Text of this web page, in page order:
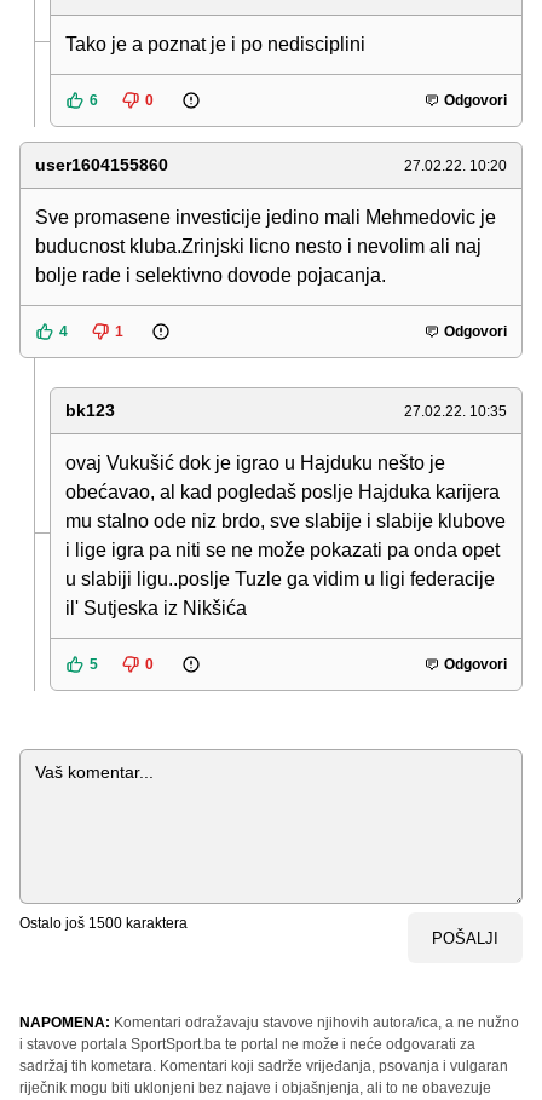
Tako je a poznat je i po nedisciplini
6 0 Odgovori
user1604155860 27.02.22. 10:20
Sve promasene investicije jedino mali Mehmedovic je
buducnost kluba.Zrinjski licno nesto i nevolim ali naj
bolje rade i selektivno dovode pojacanja.
4 1 Odgovori
bk123 27.02.22. 10:35
ovaj Vukušić dok je igrao u Hajduku nešto je
obećavao, al kad pogledaš poslje Hajduka karijera
mu stalno ode niz brdo, sve slabije i slabije klubove
i lige igra pa niti se ne može pokazati pa onda opet
u slabiji ligu..poslje Tuzle ga vidim u ligi federacije
il' Sutjeska iz Nikšića
5 0 Odgovori
Komentar
Ostalo još 1500 karaktera
POŠALJI
NAPOMENA: Komentari odražavaju stavove njihovih autora/ica, a ne nužno
i stavove portala SportSport.ba te portal ne može i neće odgovarati za
sadržaj tih kometara. Komentari koji sadrže vrijeđanja, psovanja i vulgaran
riječnik mogu biti uklonjeni bez najave i objašnjenja, ali to ne obavezuje